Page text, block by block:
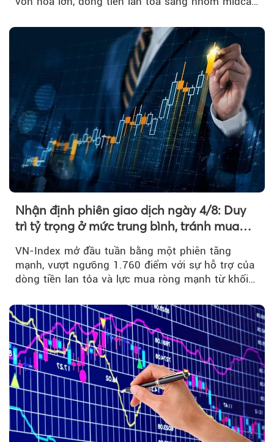
Nhận định phiên giao dịch ngày 4/8: Duy
trì tỷ trọng ở mức trung bình, tránh mua
VN-Index mở đầu tuần bằng một phiên tăng
mạnh, vượt ngưỡng 1.760 điểm với sự hỗ trợ của
dòng tiền lan tỏa và lực mua ròng mạnh từ khối